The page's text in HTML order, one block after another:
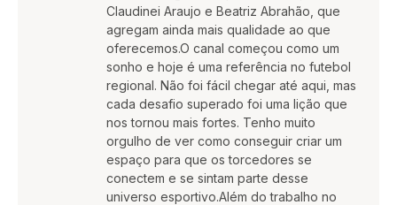
Claudinei Araujo e Beatriz Abrahão, que
agregam ainda mais qualidade ao que
oferecemos.O canal começou como um
sonho e hoje é uma referência no futebol
regional. Não foi fácil chegar até aqui, mas
cada desafio superado foi uma lição que
nos tornou mais fortes. Tenho muito
orgulho de ver como conseguir criar um
espaço para que os torcedores se
conectem e se sintam parte desse
universo esportivo.Além do trabalho no